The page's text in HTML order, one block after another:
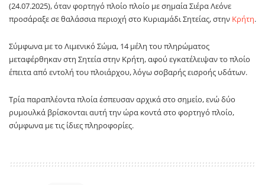
(24.07.2025), όταν φορτηγό πλοίο πλοίο με σημαία Σιέρα Λεόνε
προσάραξε σε θαλάσσια περιοχή στο Κυριαμάδι Σητείας, στην Κρήτη.
Σύμφωνα με το Λιμενικό Σώμα, 14 μέλη του πληρώματος
μεταφέρθηκαν στη Σητεία στην Κρήτη, αφού εγκατέλειψαν το πλοίο
έπειτα από εντολή του πλοιάρχου, λόγω σοβαρής εισροής υδάτων.
Τρία παραπλέοντα πλοία έσπευσαν αρχικά στο σημείο, ενώ δύο
ρυμουλκά βρίσκονται αυτή την ώρα κοντά στο φορτηγό πλοίο,
σύμφωνα με τις ίδιες πληροφορίες.